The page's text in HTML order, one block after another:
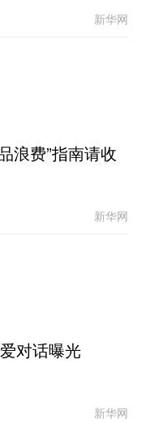
新华网
浪费”指南请收
新华网
对话曝光
新华网